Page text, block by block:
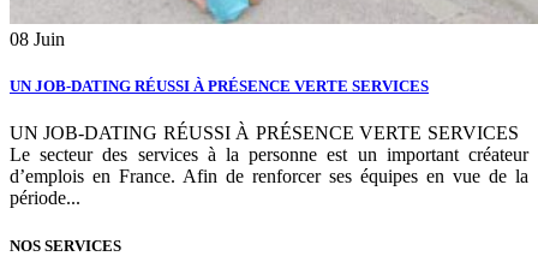
08 Juin
UN JOB-DATING RÉUSSI À PRÉSENCE VERTE SERVICES
UN JOB-DATING RÉUSSI À PRÉSENCE VERTE SERVICES
Le secteur des services à la personne est un important créateur
d’emplois en France. Afin de renforcer ses équipes en vue de la
période...
NOS SERVICES